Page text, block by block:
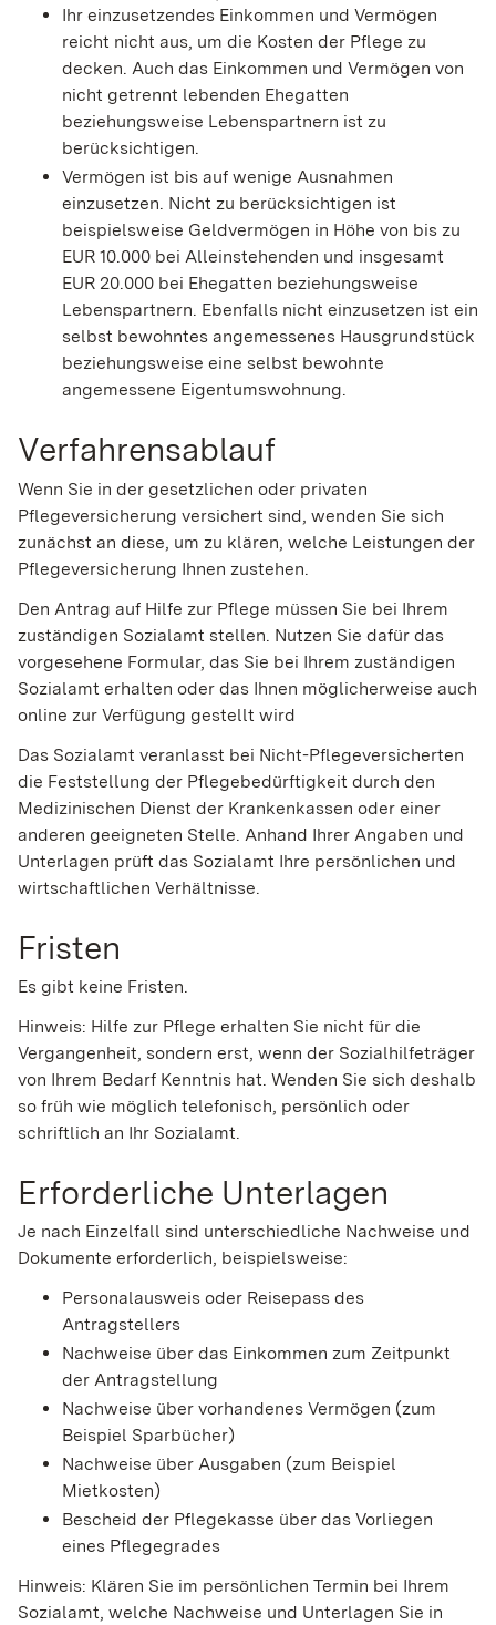
Ihr einzusetzendes Einkommen und Vermögen
reicht nicht aus, um die Kosten der Pflege zu
decken. Auch das Einkommen und Vermögen von
nicht getrennt lebenden Ehegatten
beziehungsweise Lebenspartnern ist zu
berücksichtigen.
Vermögen ist bis auf wenige Ausnahmen
einzusetzen. Nicht zu berücksichtigen ist
beispielsweise Geldvermögen in Höhe von bis zu
EUR 10.000 bei Alleinstehenden und insgesamt
EUR 20.000 bei Ehegatten beziehungsweise
Lebenspartnern. Ebenfalls nicht einzusetzen ist ein
selbst bewohntes angemessenes Hausgrundstück
beziehungsweise eine selbst bewohnte
angemessene Eigentumswohnung.
Verfahrensablauf
Wenn Sie in der gesetzlichen oder privaten
Pflegeversicherung versichert sind, wenden Sie sich
zunächst an diese, um zu klären, welche Leistungen der
Pflegeversicherung Ihnen zustehen.
Den Antrag auf Hilfe zur Pflege müssen Sie bei Ihrem
zuständigen Sozialamt stellen. Nutzen Sie dafür das
vorgesehene Formular, das Sie bei Ihrem zuständigen
Sozialamt erhalten oder das Ihnen möglicherweise auch
online zur Verfügung gestellt wird
Das Sozialamt veranlasst bei Nicht-Pflegeversicherten
die Feststellung der Pflegebedürftigkeit durch den
Medizinischen Dienst der Krankenkassen oder einer
anderen geeigneten Stelle. Anhand Ihrer Angaben und
Unterlagen prüft das Sozialamt Ihre persönlichen und
wirtschaftlichen Verhältnisse.
Fristen
Es gibt keine Fristen.
Hinweis: Hilfe zur Pflege erhalten Sie nicht für die
Vergangenheit, sondern erst, wenn der Sozialhilfeträger
von Ihrem Bedarf Kenntnis hat. Wenden Sie sich deshalb
so früh wie möglich telefonisch, persönlich oder
schriftlich an Ihr Sozialamt.
Erforderliche Unterlagen
Je nach Einzelfall sind unterschiedliche Nachweise und
Dokumente erforderlich, beispielsweise:
Personalausweis oder Reisepass des
Antragstellers
Nachweise über das Einkommen zum Zeitpunkt
der Antragstellung
Nachweise über vorhandenes Vermögen (zum
Beispiel Sparbücher)
Nachweise über Ausgaben (zum Beispiel
Mietkosten)
Bescheid der Pflegekasse über das Vorliegen
eines Pflegegrades
Hinweis: Klären Sie im persönlichen Termin bei Ihrem
Sozialamt, welche Nachweise und Unterlagen Sie in